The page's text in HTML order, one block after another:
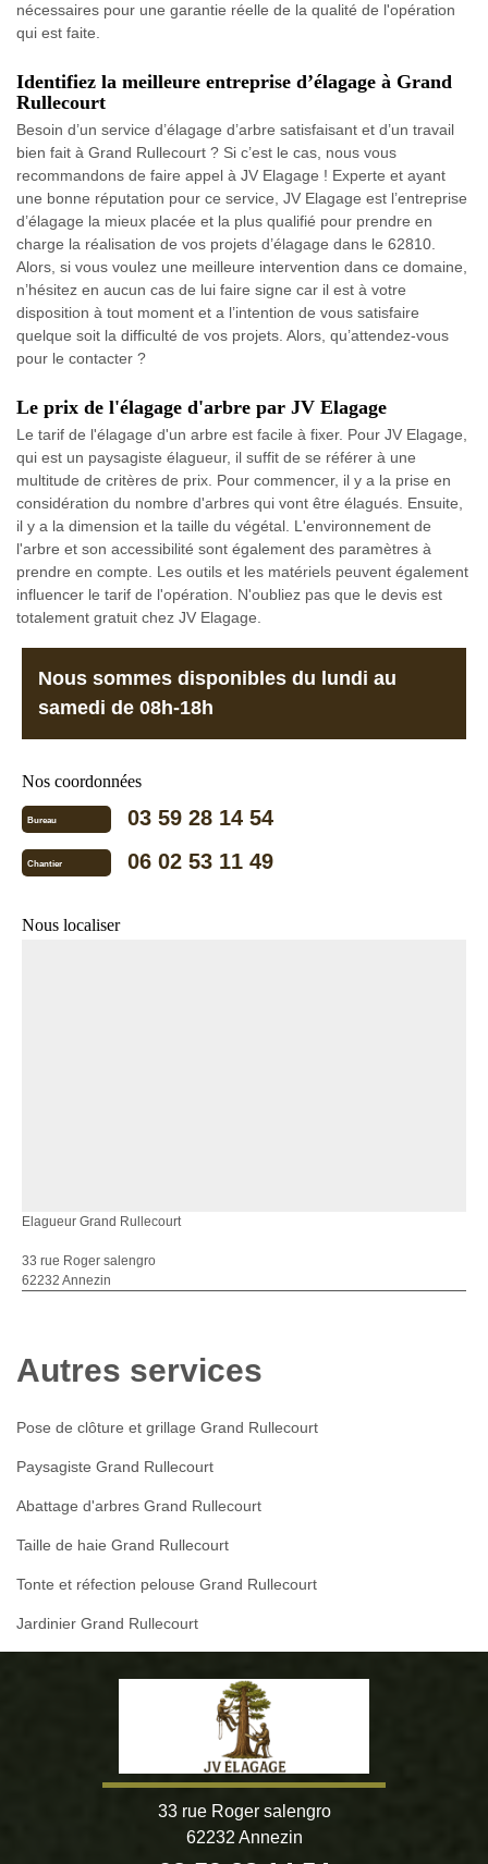
nécessaires pour une garantie réelle de la qualité de l'opération
qui est faite.
Identifiez la meilleure entreprise d’élagage à Grand
Rullecourt
Besoin d’un service d’élagage d’arbre satisfaisant et d’un travail
bien fait à Grand Rullecourt ? Si c’est le cas, nous vous
recommandons de faire appel à JV Elagage ! Experte et ayant
une bonne réputation pour ce service, JV Elagage est l’entreprise
d’élagage la mieux placée et la plus qualifié pour prendre en
charge la réalisation de vos projets d’élagage dans le 62810.
Alors, si vous voulez une meilleure intervention dans ce domaine,
n’hésitez en aucun cas de lui faire signe car il est à votre
disposition à tout moment et a l’intention de vous satisfaire
quelque soit la difficulté de vos projets. Alors, qu’attendez-vous
pour le contacter ?
Le prix de l'élagage d'arbre par JV Elagage
Le tarif de l'élagage d'un arbre est facile à fixer. Pour JV Elagage,
qui est un paysagiste élagueur, il suffit de se référer à une
multitude de critères de prix. Pour commencer, il y a la prise en
considération du nombre d'arbres qui vont être élagués. Ensuite,
il y a la dimension et la taille du végétal. L'environnement de
l'arbre et son accessibilité sont également des paramètres à
prendre en compte. Les outils et les matériels peuvent également
influencer le tarif de l'opération. N'oubliez pas que le devis est
totalement gratuit chez JV Elagage.
Nous sommes disponibles du lundi au
samedi de 08h-18h
Nos coordonnées
Bureau 03 59 28 14 54
Chantier 06 02 53 11 49
Nous localiser
Elagueur Grand Rullecourt
33 rue Roger salengro
62232 Annezin
Autres services
Pose de clôture et grillage Grand Rullecourt
Paysagiste Grand Rullecourt
Abattage d'arbres Grand Rullecourt
Taille de haie Grand Rullecourt
Tonte et réfection pelouse Grand Rullecourt
Jardinier Grand Rullecourt
33 rue Roger salengro
62232 Annezin